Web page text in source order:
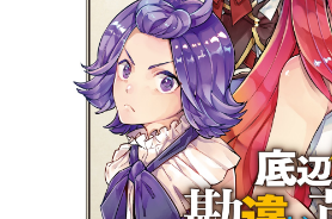
オーバーラップノベルス
オーバーラップノベル